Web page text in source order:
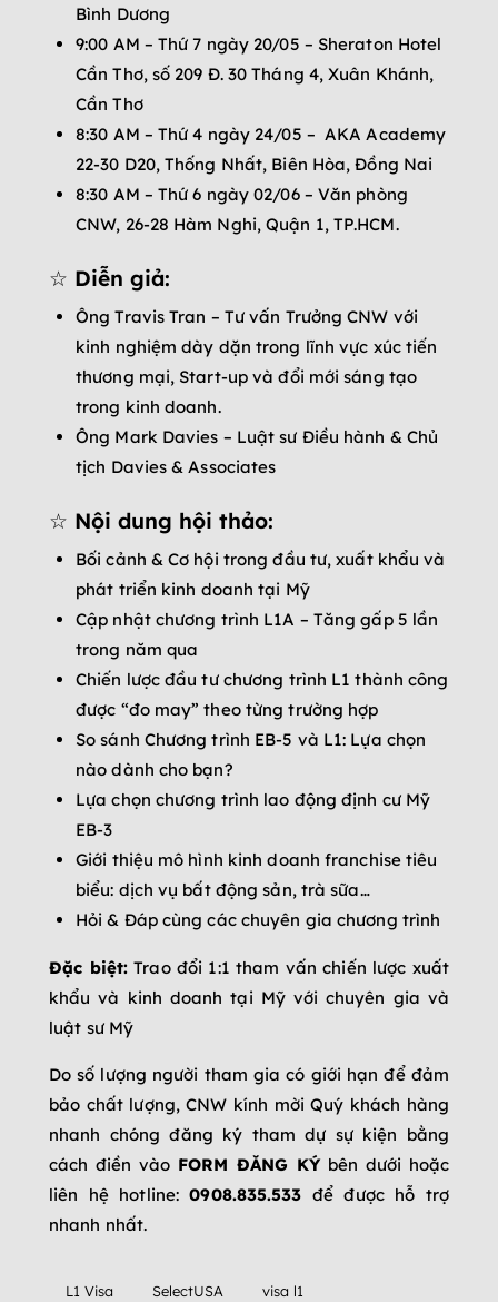
Bình Dương
9:00 AM – Thứ 7 ngày 20/05 – Sheraton Hotel
Cần Thơ, số 209 Đ. 30 Tháng 4, Xuân Khánh,
Cần Thơ
8:30 AM – Thứ 4 ngày 24/05 – AKA Academy
22-30 D20, Thống Nhất, Biên Hòa, Đồng Nai
8:30 AM – Thứ 6 ngày 02/06 – Văn phòng
CNW, 26-28 Hàm Nghi, Quận 1, TP.HCM.
☆ Diễn giả:
Ông Travis Tran – Tư vấn Trưởng CNW với
kinh nghiệm dày dặn trong lĩnh vực xúc tiến
thương mại, Start-up và đổi mới sáng tạo
trong kinh doanh.
Ông Mark Davies – Luật sư Điều hành & Chủ
tịch Davies & Associates
☆ Nội dung hội thảo:
Bối cảnh & Cơ hội trong đầu tư, xuất khẩu và
phát triển kinh doanh tại Mỹ
Cập nhật chương trình L1A – Tăng gấp 5 lần
trong năm qua
Chiến lược đầu tư chương trình L1 thành công
được “đo may” theo từng trường hợp
So sánh Chương trình EB-5 và L1: Lựa chọn
nào dành cho bạn?
Lựa chọn chương trình lao động định cư Mỹ
EB-3
Giới thiệu mô hình kinh doanh franchise tiêu
biểu: dịch vụ bất động sản, trà sữa…
Hỏi & Đáp cùng các chuyên gia chương trình
Đặc biệt: Trao đổi 1:1 tham vấn chiến lược xuất
khẩu và kinh doanh tại Mỹ với chuyên gia và
luật sư Mỹ
Do số lượng người tham gia có giới hạn để đảm
bảo chất lượng, CNW kính mời Quý khách hàng
nhanh chóng đăng ký tham dự sự kiện bằng
cách điền vào FORM ĐĂNG KÝbên dưới hoặc
liên hệ hotline:0908.835.533 để được hỗ trợ
nhanh nhất.
L1 Visa SelectUSA visa l1